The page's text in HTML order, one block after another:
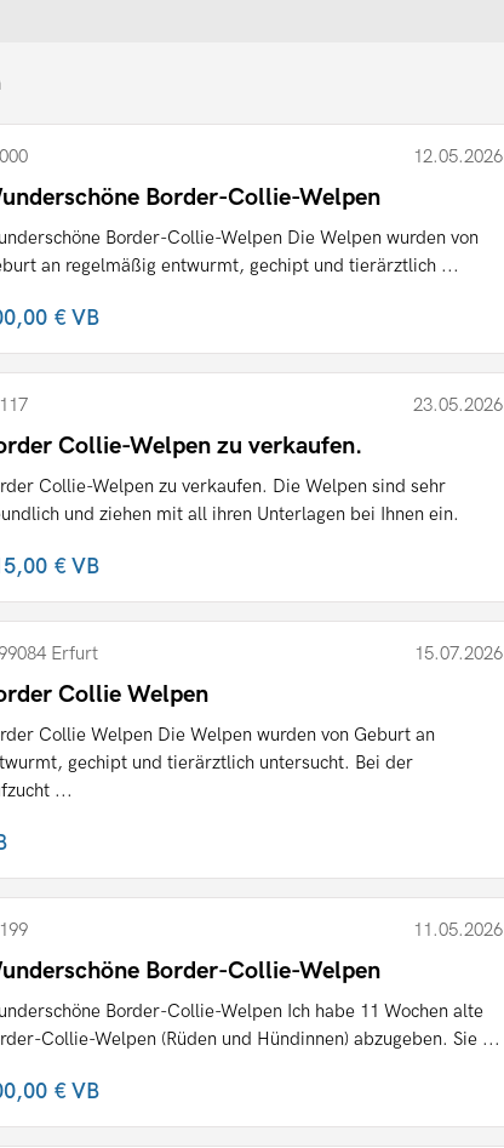
12.05.2026
Border-Collie-Welpen
Border-Collie-Welpen Die Welpen wurden von
an regelmäßig entwurmt, gechipt und tierärztlich ...
€VB
23.05.2026
Collie-Welpen zu verkaufen.
Collie-Welpen zu verkaufen. Die Welpen sind sehr
und ziehen mit all ihren Unterlagen bei Ihnen ein.
€VB
Erfurt 15.07.2026
Collie Welpen
Collie Welpen Die Welpen wurden von Geburt an
gechipt und tierärztlich untersucht. Bei der
...
11.05.2026
Border-Collie-Welpen
Border-Collie-Welpen Ich habe 11 Wochen alte
Collie-Welpen (Rüden und Hündinnen) abzugeben. Sie ...
€VB